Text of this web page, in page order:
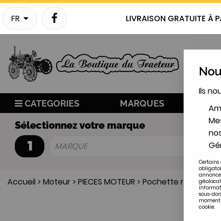
FR LIVRAISON GRATUITE À
CATEGORIES MARQUES
Sélectionnez votre marque
1 MARQUE
Accueil > Moteur > PIECES MOTEUR > Pochette rodage
Ils
Certains
sous-
moment
cookie.